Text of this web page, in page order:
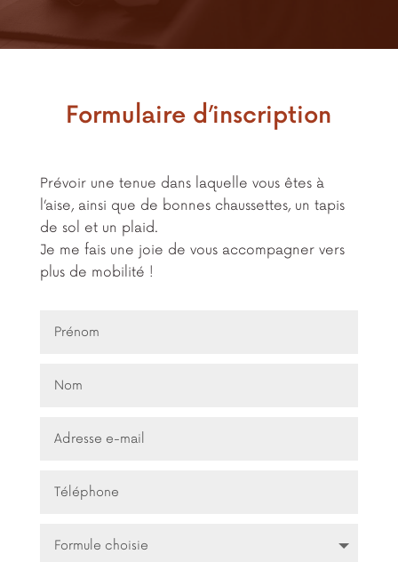
Formulaire d’inscription
Prévoir une tenue dans laquelle vous êtes à
l’aise, ainsi que de bonnes chaussettes, un tapis
de sol et un plaid.
Je me fais une joie de vous accompagner vers
plus de mobilité !